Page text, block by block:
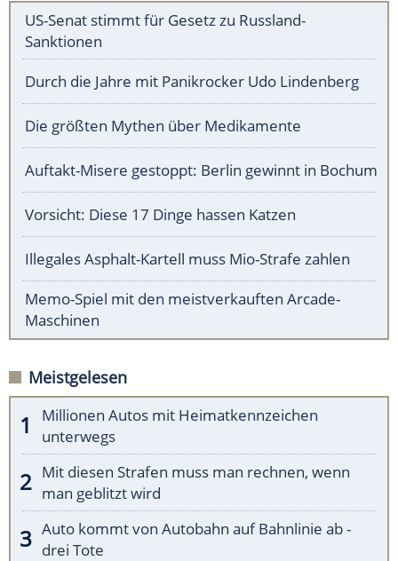
US-Senat stimmt für Gesetz zu Russland-
Sanktionen
Durch die Jahre mit Panikrocker Udo Lindenberg
Die größten Mythen über Medikamente
Auftakt-Misere gestoppt: Berlin gewinnt in Bochum
Vorsicht: Diese 17 Dinge hassen Katzen
Illegales Asphalt-Kartell muss Mio-Strafe zahlen
Memo-Spiel mit den meistverkauften Arcade-
Maschinen
Meistgelesen
Millionen Autos mit Heimatkennzeichen
unterwegs
Mit diesen Strafen muss man rechnen, wenn
man geblitzt wird
Auto kommt von Autobahn auf Bahnlinie ab -
drei Tote